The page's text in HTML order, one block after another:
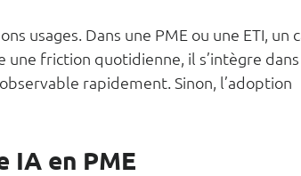
usages. Dans une PME ou une ETI, un
une friction quotidienne, il s’intègre
rapidement. Sinon, l’adoption
IA en PME